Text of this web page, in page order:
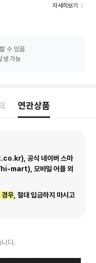
자세히보기
수 있음
생 가능
연관상품
공식 네이버 스마
mart), 모바일 어플 외
경우 , 절대 입금하지 마시고
다.